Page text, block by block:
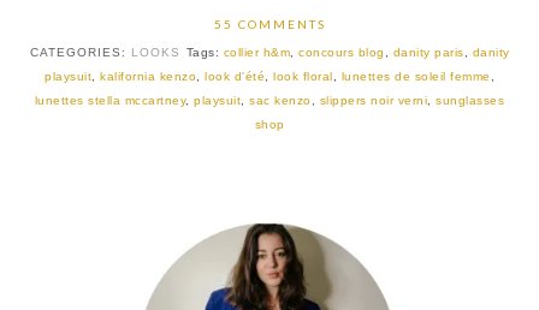
55 COMMENTS
CATEGORIES: LOOKS Tags: collier h&m concours blog danity paris
danity
playsuit
kalifornia kenzo look d'été look floral lunettes de soleil femme
lunettes stella mccartney,playsuit ,sac kenzo slippers noir verni ,sunglasses
shop